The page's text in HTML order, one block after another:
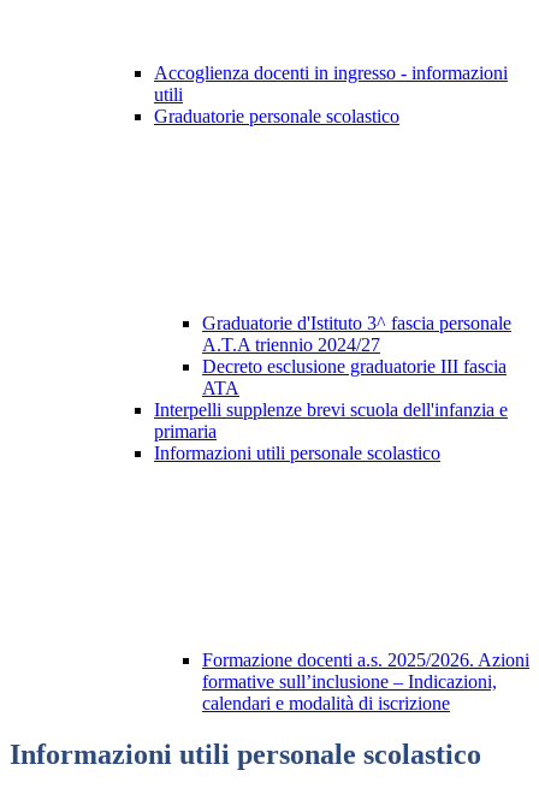
Accoglienza docenti in ingresso - informazioni
utili
Graduatorie personale scolastico
Graduatorie d'Istituto 3^ fascia personale
A.T.A triennio 2024/27
Decreto esclusione graduatorie III fascia
ATA
Interpelli supplenze brevi scuola dell'infanzia e
primaria
Informazioni utili personale scolastico
Formazione docenti a.s. 2025/2026. Azioni
formative sull’inclusione – Indicazioni,
calendari e modalità di iscrizione
Informazioni utili personale scolastico